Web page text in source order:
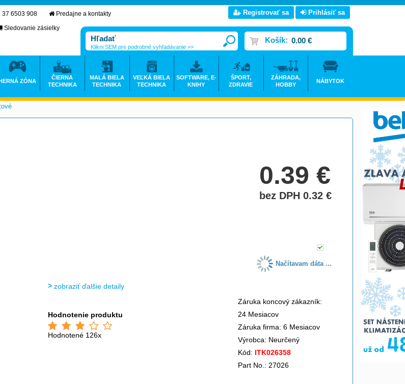
0.39€
bez DPH 0.32€
Načítavam dáta ...
zobraziť ďalšie detaily
Hodnotenie produktu
Hodnotené 126x
Záruka koncový zákazník:
24 Mesiacov
Záruka firma: 6 Mesiacov
Výrobca: Neurčený
Kód: ITK026358
Part No.: 27026
37 6503 908
Predajne a kontakty
Sledovanie zásielky
Registrovať sa Prihlásiť sa
Košík: 0.00 €
Klikni SEM pre podrobné vyhľadávanie >>
ZÓNA
ČIERNA
TECHNIKA
MALÁ BIELA
TECHNIKA
VEĽKÁ BIELA
TECHNIKA
SOFTWARE, E-
KNIHY
ŠPORT,
ZDRAVIE
ZÁHRADA,
HOBBY
NÁBYTOK